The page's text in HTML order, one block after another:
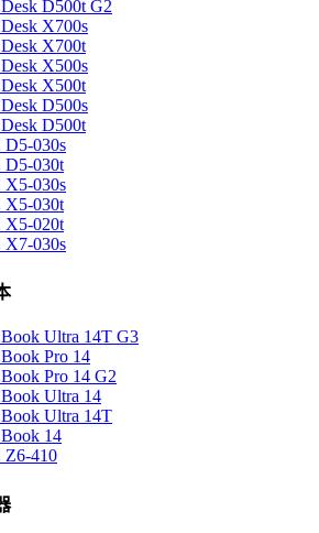
D500t G2
X700s
X700t
X500s
X500t
D500s
D500t
D5-030s
D5-030t
X5-030s
X5-030t
X5-020t
X7-030s
Ultra 14T G3
Pro 14
Pro 14 G2
Ultra 14
Ultra 14T
14
Z6-410